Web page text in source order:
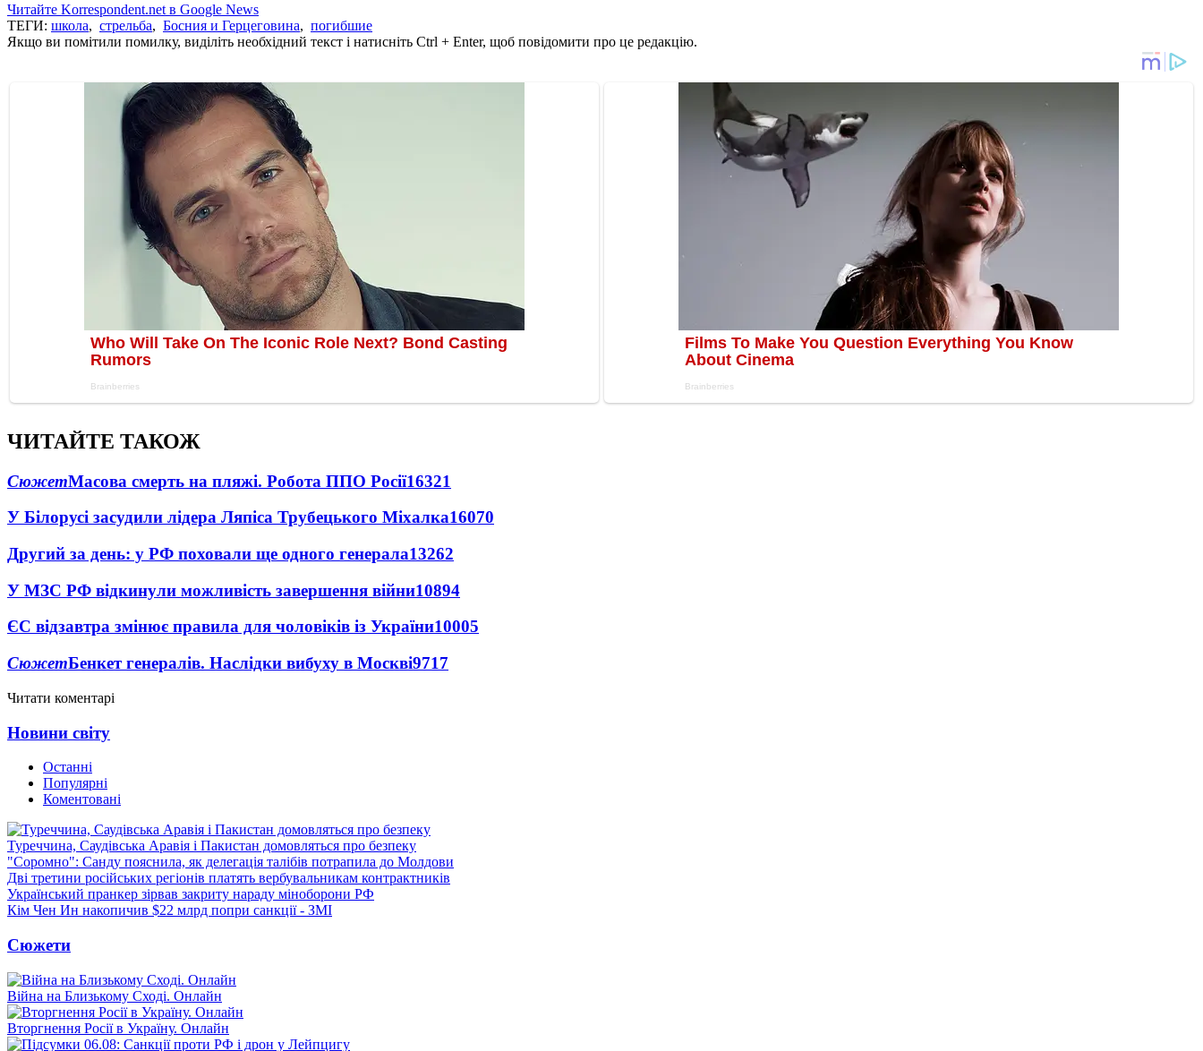
Читайте Korrespondent.net в Google News
ТЕГИ: школа, стрельба, Босния и Герцеговина, погибшие
Якщо ви помітили помилку, виділіть необхідний текст і натисніть Ctrl + Enter, щоб повідомити про це редакцію.
ЧИТАЙТЕ ТАКОЖ
СюжетМасова смерть на пляжі. Робота ППО Росії16321
У Білорусі засудили лідера Ляпіса Трубецького Міхалка16070
Другий за день: у РФ поховали ще одного генерала13262
У МЗС РФ відкинули можливість завершення війни10894
ЄС відзавтра змінює правила для чоловіків із України10005
СюжетБенкет генералів. Наслідки вибуху в Москві9717
Читати коментарі
Новини світу
Останні
Популярні
Коментовані
Туреччина, Саудівська Аравія і Пакистан домовляться про безпеку
"Соромно": Санду пояснила, як делегація талібів потрапила до Молдови
Дві третини російських регіонів платять вербувальникам контрактників
Український пранкер зірвав закриту нараду міноборони РФ
Кім Чен Ин накопичив $22 млрд попри санкції - ЗМІ
Сюжети
Війна на Близькому Сході. Онлайн
Вторгнення Росії в Україну. Онлайн